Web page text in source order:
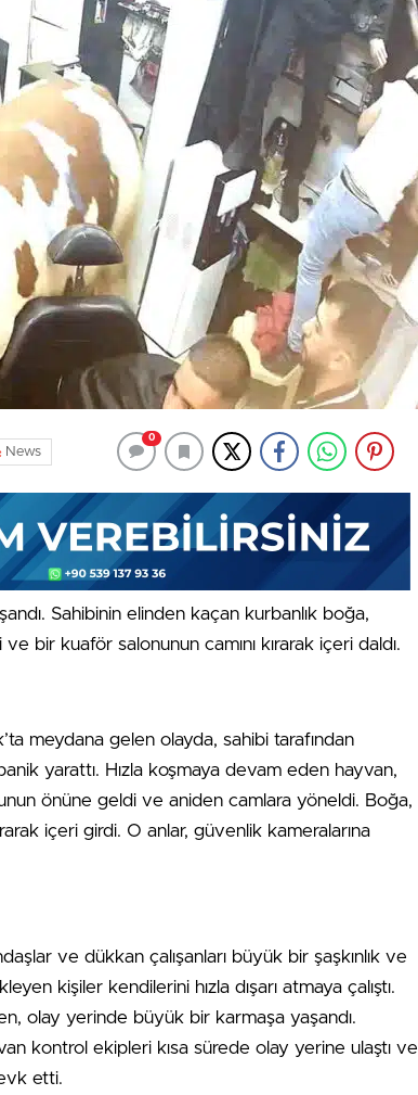
News
0
Sahibinin elinden kaçan kurbanlık boğa,
bir kuaför salonunun camını kırarak içeri daldı.
meydana gelen olayda, sahibi tarafından
yarattı. Hızla koşmaya devam eden hayvan,
önüne geldi ve aniden camlara yöneldi. Boğa,
içeri girdi. O anlar, güvenlik kameralarına
ve dükkan çalışanları büyük bir şaşkınlık ve
kişiler kendilerini hızla dışarı atmaya çalıştı.
olay yerinde büyük bir karmaşa yaşandı.
kontrol ekipleri kısa sürede olay yerine ulaştı ve
etti.